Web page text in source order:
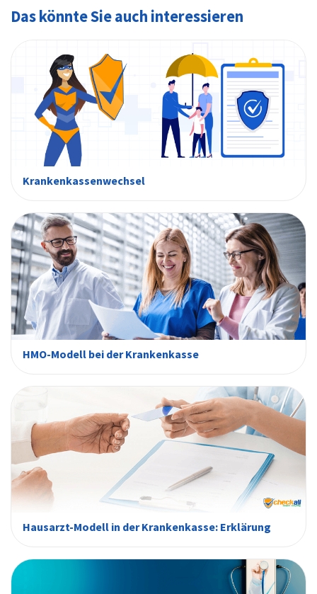
Das könnte Sie auch interessieren
Krankenkassenwechsel
HMO-Modell bei der Krankenkasse
Hausarzt-Modell in der Krankenkasse: Erklärung